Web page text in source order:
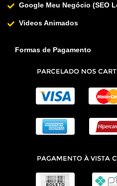
Google Meu Negócio (SEO
Videos Animados
Formas de Pagamento